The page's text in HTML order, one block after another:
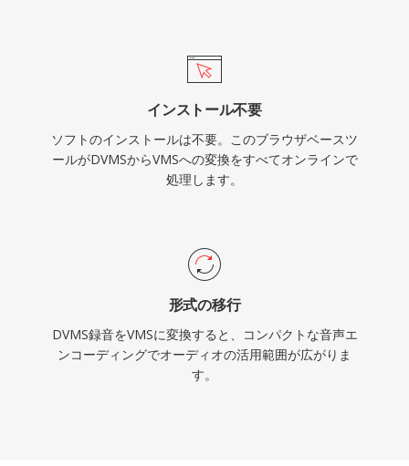
インストール不要
ソフトのインストールは不要。このブラウザベースツ
ールがDVMSからVMSへの変換をすべてオンラインで
処理します。
形式の移行
DVMS録音をVMSに変換すると、コンパクトな音声エ
ンコーディングでオーディオの活用範囲が広がりま
す。